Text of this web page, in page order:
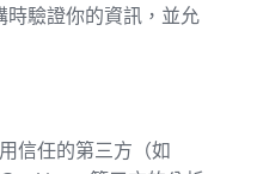
時驗證你的資訊，並允
信任的第三方（如